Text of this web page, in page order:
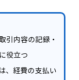
引内容の記録・
役立つ
、経費の支払い